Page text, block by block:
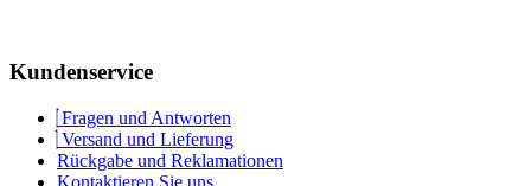
Kundenservice
Fragen und Antworten
Versand und Lieferung
Rückgabe und Reklamationen
Kontaktieren Sie uns